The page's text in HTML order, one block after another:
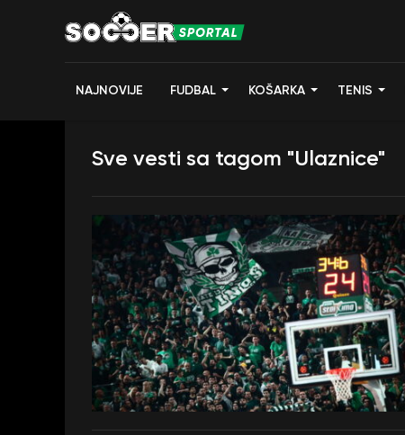
NAJNOVIJE FUDBAL KOŠARKA TENIS
Sve vesti sa tagom "Ulaznice"